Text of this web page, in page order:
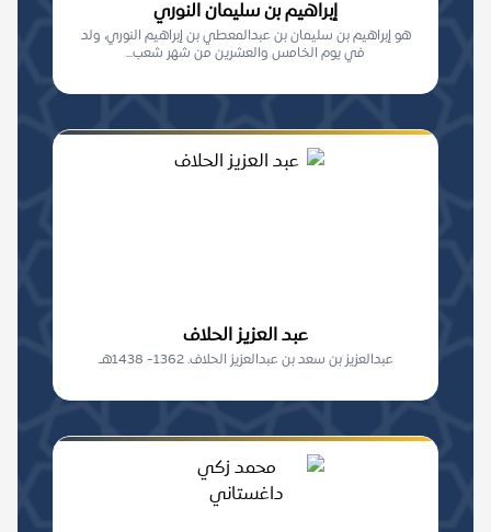
إبراهيم بن سليمان النوري
هو إبراهيم بن سليمان بن عبدالمعطي بن إبراهيم النوري، ولد
في يوم الخامس والعشرين من شهر شعب...
عبد العزيز الحلاف
عبدالعزيز بن سعد بن عبدالعزيز الحلاف. 1362- 1438هـ.